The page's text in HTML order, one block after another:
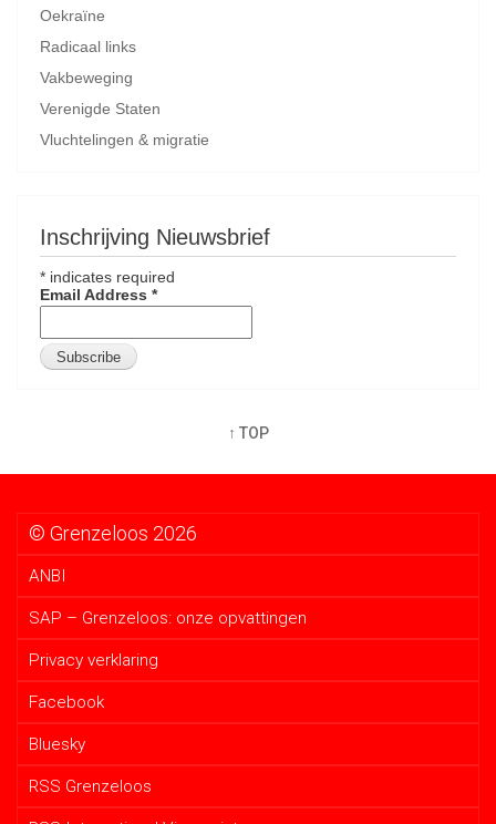
Oekraïne
Radicaal links
Vakbeweging
Verenigde Staten
Vluchtelingen & migratie
Inschrijving Nieuwsbrief
* indicates required
Email Address *
↑ TOP
© Grenzeloos 2026
ANBI
SAP – Grenzeloos: onze opvattingen
Privacy verklaring
Facebook
Bluesky
RSS Grenzeloos